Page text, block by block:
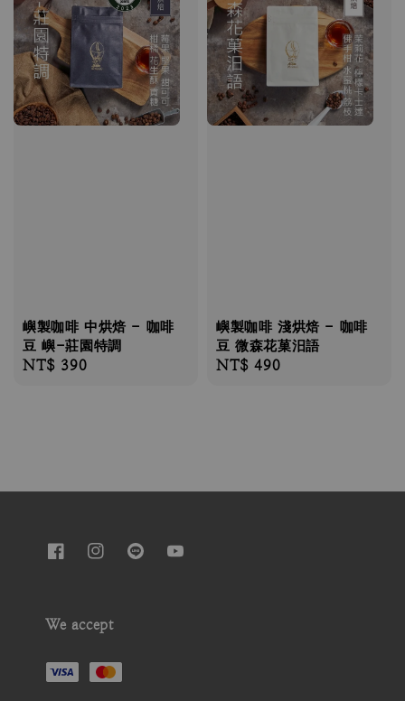
嶼製咖啡 中烘焙 - 咖啡
豆 嶼-莊園特調
Regular
NT$ 390
嶼製咖啡 淺烘焙 - 咖啡
豆 微森花菓汨語
Regular
NT$ 490
We accept